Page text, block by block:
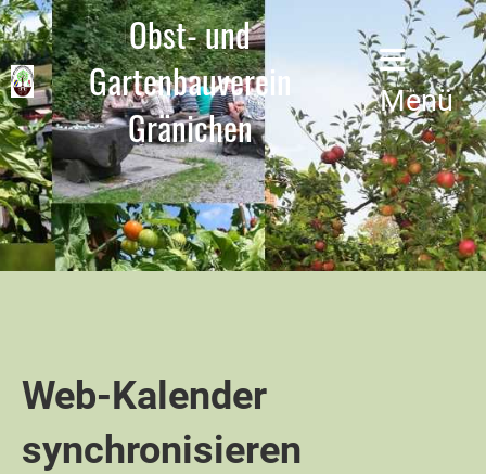
Obst- und
Gartenbauverein
Gränichen
Menü
Web-Kalender
synchronisieren